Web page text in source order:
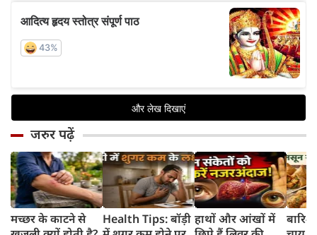
जरुर पढ़ें
मच्छर के काटने से
Health Tips: बॉड़ी हाथों और आंखों में